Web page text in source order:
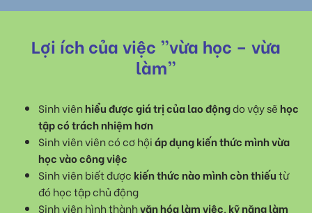
Lợi ích của việc ”vừa học – vừa
làm”
Sinh viênhiểu được giá trị của lao độngdo vậy sẽhọc
tập có trách nhiệm hơn
Sinh viên viên có cơ hộiáp dụng kiến thức mình vừa
học vào công việc
Sinh viên biết được kiến thức nào mình còn thiếutừ
đó học tập chủ động
Sinh viên hình thànhvăn hóa làm việc, kỹ năng làm